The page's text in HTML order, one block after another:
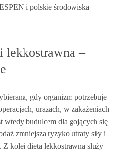
i polskie środowiska
lekkostrawna –
gdy organizm potrzebuje
urazach, w zakażeniach
wtedy budulcem dla gojących się
zmniejsza ryzyko utraty siły i
kolei dieta lekkostrawna służy